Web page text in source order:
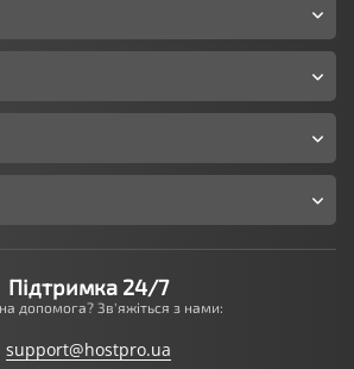
Підтримка 24/7
допомога? Зв'яжіться з нами:
support@hostpro.ua